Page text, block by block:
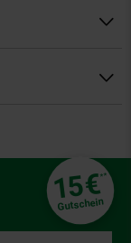
15€**
Gutschein